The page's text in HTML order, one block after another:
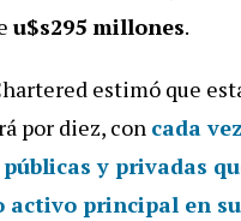
u$s295 millones.
estimó que
por diez, con cada
públicas y privadas
activo principal en